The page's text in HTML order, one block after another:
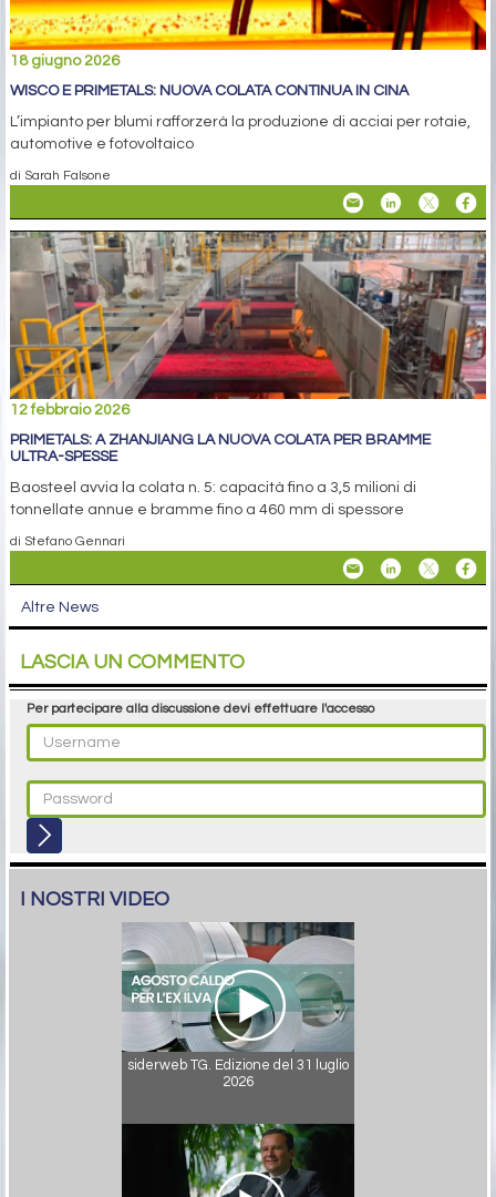
18 giugno 2026
WISCO E PRIMETALS: NUOVA COLATA CONTINUA IN CINA
L’impianto per blumi rafforzerà la produzione di acciai per rotaie,
automotive e fotovoltaico
di Sarah Falsone
12 febbraio 2026
PRIMETALS: A ZHANJIANG LA NUOVA COLATA PER BRAMME
ULTRA-SPESSE
Baosteel avvia la colata n. 5: capacità fino a 3,5 milioni di
tonnellate annue e bramme fino a 460 mm di spessore
di Stefano Gennari
Altre News
LASCIA UN COMMENTO
Per partecipare alla discussione devi effettuare l'accesso
I NOSTRI VIDEO
siderweb TG. Edizione del 31 luglio
2026